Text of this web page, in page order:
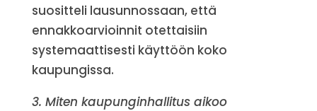
suositteli lausunnossaan, että
ennakkoarvioinnit otettaisiin
systemaattisesti käyttöön koko
kaupungissa.
3. Miten kaupunginhallitus aikoo